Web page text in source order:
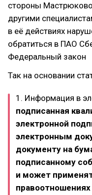
стороны
другими
в её действиях
обратиться в ПАО
Федеральный закон
Так на основании
1. Информация в
подписанная
электронной
электронным
документу на
подписанному
и может